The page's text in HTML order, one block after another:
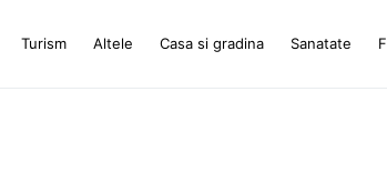
Turism Altele Casa si gradina Sanatate